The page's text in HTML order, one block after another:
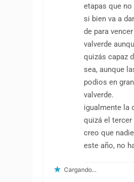
etapas que
si bien va a
de para
valverde
quizás capaz
sea, aunque
podios en
valverde.
igualmente la
quizá el tercer
creo que
este año, no
Cargando...